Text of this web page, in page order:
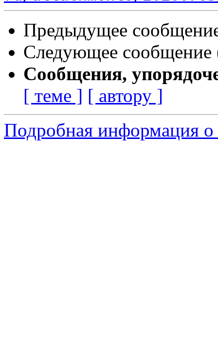
Предыдущее
Следующее сообщение
Сообщения,
[ теме ] [ автору ]
Подробная информация